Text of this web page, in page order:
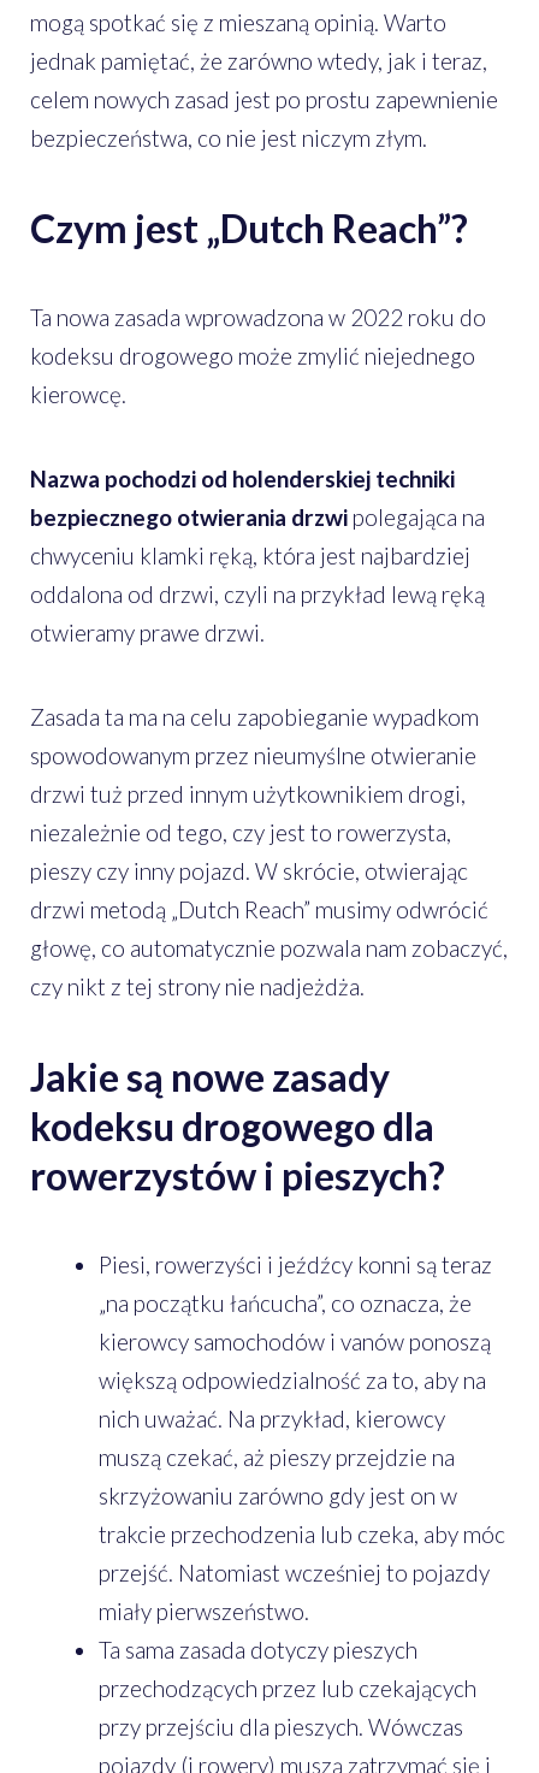
mogą spotkać się z mieszaną opinią. Warto
jednak pamiętać, że zarówno wtedy, jak i teraz,
celem nowych zasad jest po prostu zapewnienie
bezpieczeństwa, co nie jest niczym złym.
Czym jest „Dutch Reach”?
Ta nowa zasada wprowadzona w 2022 roku do
kodeksu drogowego może zmylić niejednego
kierowcę.
Nazwa pochodzi od holenderskiej techniki
bezpiecznego otwierania drzwi polegająca na
chwyceniu klamki ręką, która jest najbardziej
oddalona od drzwi, czyli na przykład lewą ręką
otwieramy prawe drzwi.
Zasada ta ma na celu zapobieganie wypadkom
spowodowanym przez nieumyślne otwieranie
drzwi tuż przed innym użytkownikiem drogi,
niezależnie od tego, czy jest to rowerzysta,
pieszy czy inny pojazd. W skrócie, otwierając
drzwi metodą „Dutch Reach” musimy odwrócić
głowę, co automatycznie pozwala nam zobaczyć,
czy nikt z tej strony nie nadjeżdża.
Jakie są nowe zasady
kodeksu drogowego dla
rowerzystów i pieszych?
Piesi, rowerzyści i jeźdźcy konni są teraz
„na początku łańcucha”, co oznacza, że
kierowcy samochodów i vanów ponoszą
większą odpowiedzialność za to, aby na
nich uważać. Na przykład, kierowcy
muszą czekać, aż pieszy przejdzie na
skrzyżowaniu zarówno gdy jest on w
trakcie przechodzenia lub czeka, aby móc
przejść. Natomiast wcześniej to pojazdy
miały pierwszeństwo.
Ta sama zasada dotyczy pieszych
przechodzących przez lub czekających
przy przejściu dla pieszych. Wówczas
pojazdy (i rowery) muszą zatrzymać się i